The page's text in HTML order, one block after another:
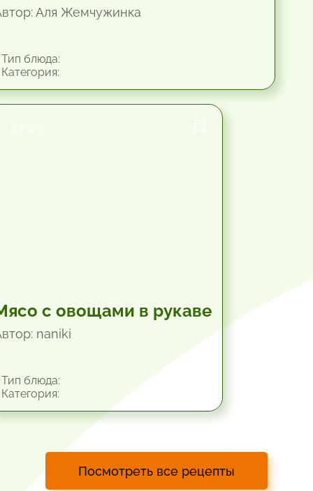
Аля Жемчужинка
блюда:
с овощами в рукаве
naniki
блюда:
Посмотреть все рецепты